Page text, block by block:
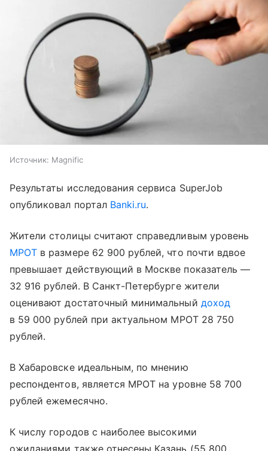
Источник: Magnific
Результаты исследования сервиса SuperJob
опубликовал портал Banki.ru.
Жители столицы считают справедливым уровень
МРОТ в размере 62 900 рублей, что почти вдвое
превышает действующий в Москве показатель —
32 916 рублей. В Санкт-Петербурге жители
оценивают достаточный минимальный доход
в 59 000 рублей при актуальном МРОТ 28 750
рублей.
В Хабаровске идеальным, по мнению
респондентов, является МРОТ на уровне 58 700
рублей ежемесячно.
К числу городов с наиболее высокими
ожиданиями также отнесены Казань (55 800